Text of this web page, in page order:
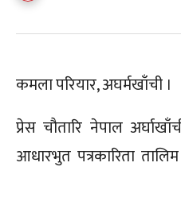
कमला परियार, अघर्मखाँची ।
प्रेस चौतारि नेपाल
आधारभुत पत्रकारिता